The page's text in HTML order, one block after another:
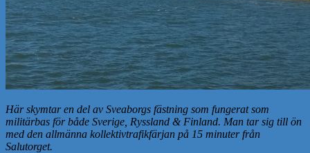
Här skymtar en del av Sveaborgs fästning som fungerat som
militärbas för både Sverige, Ryssland & Finland. Man tar sig till ön
med den allmänna kollektivtrafikfärjan på 15 minuter från
Salutorget.